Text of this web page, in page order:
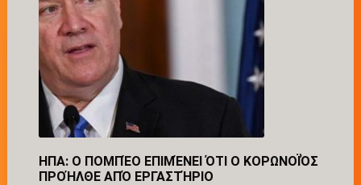
ΗΠΑ: Ο ΠΟΜΠΈΟ ΕΠΙΜΈΝΕΙ ΌΤΙ Ο ΚΟΡΩΝΟΪΌΣ
ΠΡΟΉΛΘΕ ΑΠΌ ΕΡΓΑΣΤΉΡΙΟ